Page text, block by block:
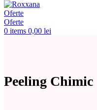
Oferte
Oferte
0 items 0,00 lei
Peeling Chimic